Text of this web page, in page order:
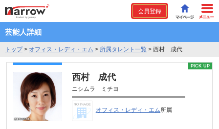
会員登録
芸能人詳細
トップ> オフィス・レディ・エム > 所属タレント一覧 > 西村 成代
PICK UP
西村 成代
ニシムラ ミチヨ
オフィス・レディ・エム所属